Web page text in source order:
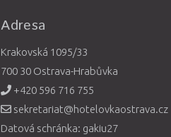
Adresa
Krakovská 1095/33
700 30 Ostrava-Hrabůvka
+420 596 716 755
sekretariat@hotelovkaostrava.cz
Datová schránka: gakiu27